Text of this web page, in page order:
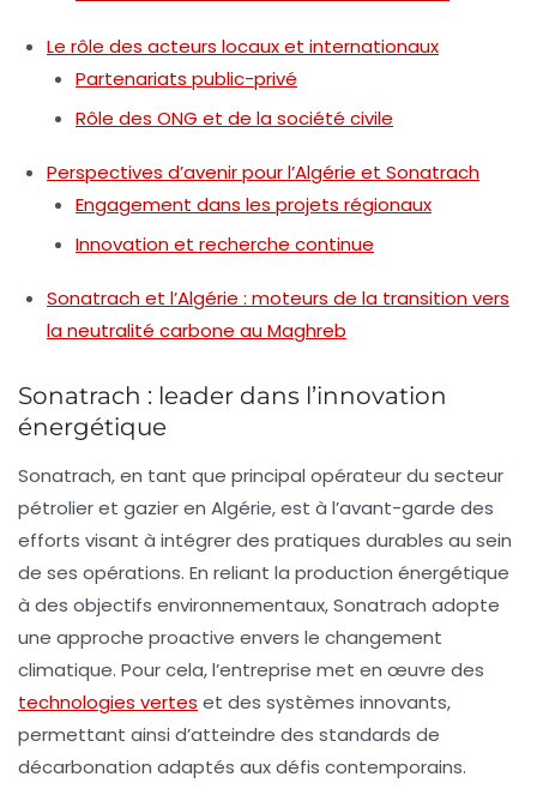
Le rôle des acteurs locaux et internationaux
Partenariats public-privé
Rôle des ONG et de la société civile
Perspectives d’avenir pour l’Algérie et Sonatrach
Engagement dans les projets régionaux
Innovation et recherche continue
Sonatrach et l’Algérie : moteurs de la transition vers
la neutralité carbone au Maghreb
Sonatrach : leader dans l’innovation
énergétique
Sonatrach, en tant que principal opérateur du secteur
pétrolier et gazier en Algérie, est à l’avant-garde des
efforts visant à intégrer des pratiques durables au sein
de ses opérations. En reliant la production énergétique
à des objectifs environnementaux, Sonatrach adopte
une approche proactive envers le changement
climatique. Pour cela, l’entreprise met en œuvre des
technologies vertes et des systèmes innovants,
permettant ainsi d’atteindre des standards de
décarbonation adaptés aux défis contemporains.